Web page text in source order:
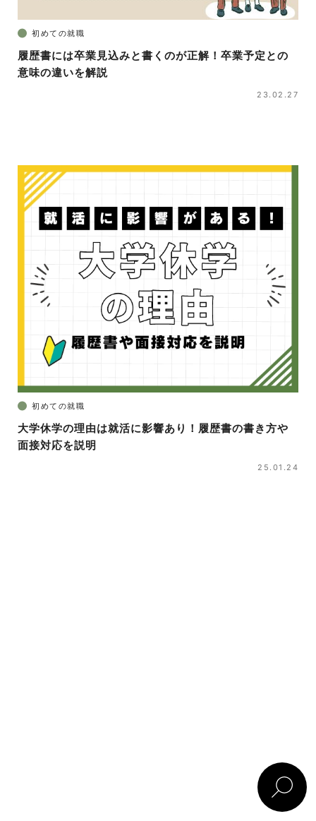
初めての就職
履歴書には卒業見込みと書くのが正解！卒業予定との
意味の違いを解説
23.02.27
初めての就職
大学休学の理由は就活に影響あり！履歴書の書き方や
面接対応を説明
25.01.24